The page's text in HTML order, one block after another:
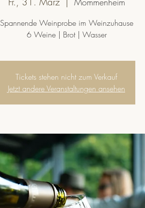
Spannende Weinprobe im Weinzuhause
6 Weine | Brot | Wasser
Tickets stehen nicht zum Verkauf
Jetzt andere Veranstaltungen ansehen